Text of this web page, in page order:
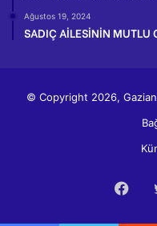
Ağustos 19, 2024
SADIÇ AİLESİNİN MUTLU
© Copyright 2026,